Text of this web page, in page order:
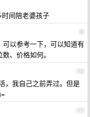
间陪老婆孩子
9
以参考一下，可以知道有
、价格如何。
10
，我自己之前弄过。但是
11